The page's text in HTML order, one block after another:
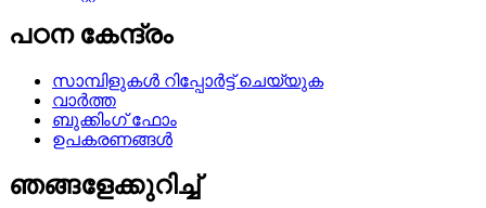
പഠന കേന്ദ്രം
സാമ്പിളുകൾ റിപ്പോർട്ട് ചെയ്യുക
വാർത്ത
ബുക്കിംഗ് ഫോം
ഉപകരണങ്ങൾ
ഞങ്ങളേക്കുറിച്ച്